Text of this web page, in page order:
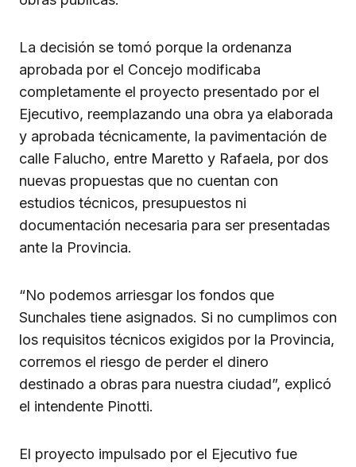
La decisión se tomó porque la ordenanza
aprobada por el Concejo modificaba
completamente el proyecto presentado por el
Ejecutivo, reemplazando una obra ya elaborada
y aprobada técnicamente, la pavimentación de
calle Falucho, entre Maretto y Rafaela, por dos
nuevas propuestas que no cuentan con
estudios técnicos, presupuestos ni
documentación necesaria para ser presentadas
ante la Provincia.
“No podemos arriesgar los fondos que
Sunchales tiene asignados. Si no cumplimos con
los requisitos técnicos exigidos por la Provincia,
corremos el riesgo de perder el dinero
destinado a obras para nuestra ciudad”, explicó
el intendente Pinotti.
El proyecto impulsado por el Ejecutivo fue